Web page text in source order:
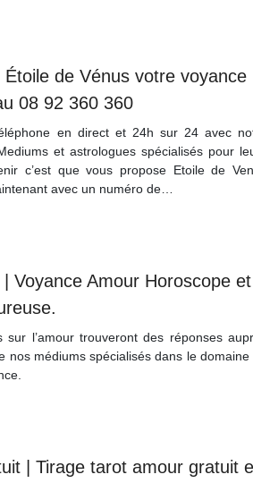
Étoile de Vénus votre voyance
08 92 360 360
en direct et 24h sur 24 avec
et astrologues spécialisés pour
c’est que vous propose Etoile de
avec un numéro de…
Voyance Amour Horoscope et
sur l’amour trouveront des réponses
nos médiums spécialisés dans le domaine
| Tirage tarot amour gratuit